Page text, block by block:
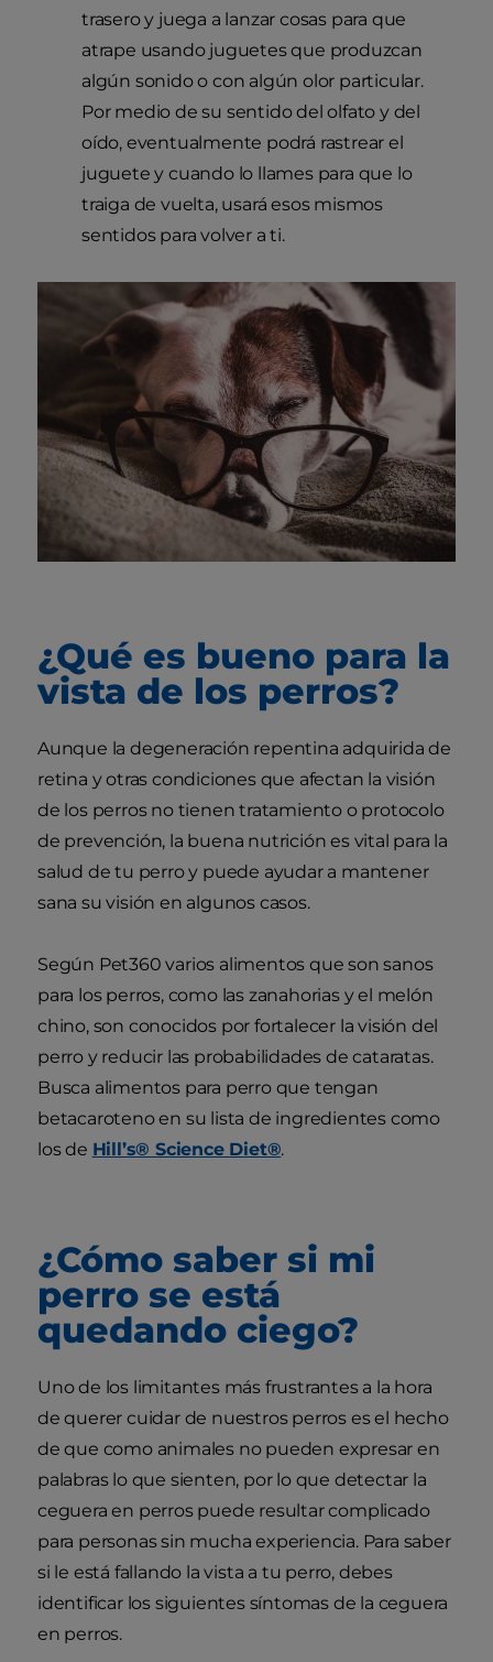
trasero y juega a lanzar cosas para que
atrape usando juguetes que produzcan
algún sonido o con algún olor particular.
Por medio de su sentido del olfato y del
oído, eventualmente podrá rastrear el
juguete y cuando lo llames para que lo
traiga de vuelta, usará esos mismos
sentidos para volver a ti.
¿Qué es bueno para la
vista de los perros?
Aunque la degeneración repentina adquirida de
retina y otras condiciones que afectan la visión
de los perros no tienen tratamiento o protocolo
de prevención, la buena nutrición es vital para la
salud de tu perro y puede ayudar a mantener
sana su visión en algunos casos.
Según Pet360 varios alimentos que son sanos
para los perros, como las zanahorias y el melón
chino, son conocidos por fortalecer la visión del
perro y reducir las probabilidades de cataratas.
Busca alimentos para perro que tengan
betacaroteno en su lista de ingredientes como
los de Hill’s® Science Diet®.
¿Cómo saber si mi
perro se está
quedando ciego?
Uno de los limitantes más frustrantes a la hora
de querer cuidar de nuestros perros es el hecho
de que como animales no pueden expresar en
palabras lo que sienten, por lo que detectar la
ceguera en perros puede resultar complicado
para personas sin mucha experiencia. Para saber
si le está fallando la vista a tu perro, debes
identificar los siguientes síntomas de la ceguera
en perros.